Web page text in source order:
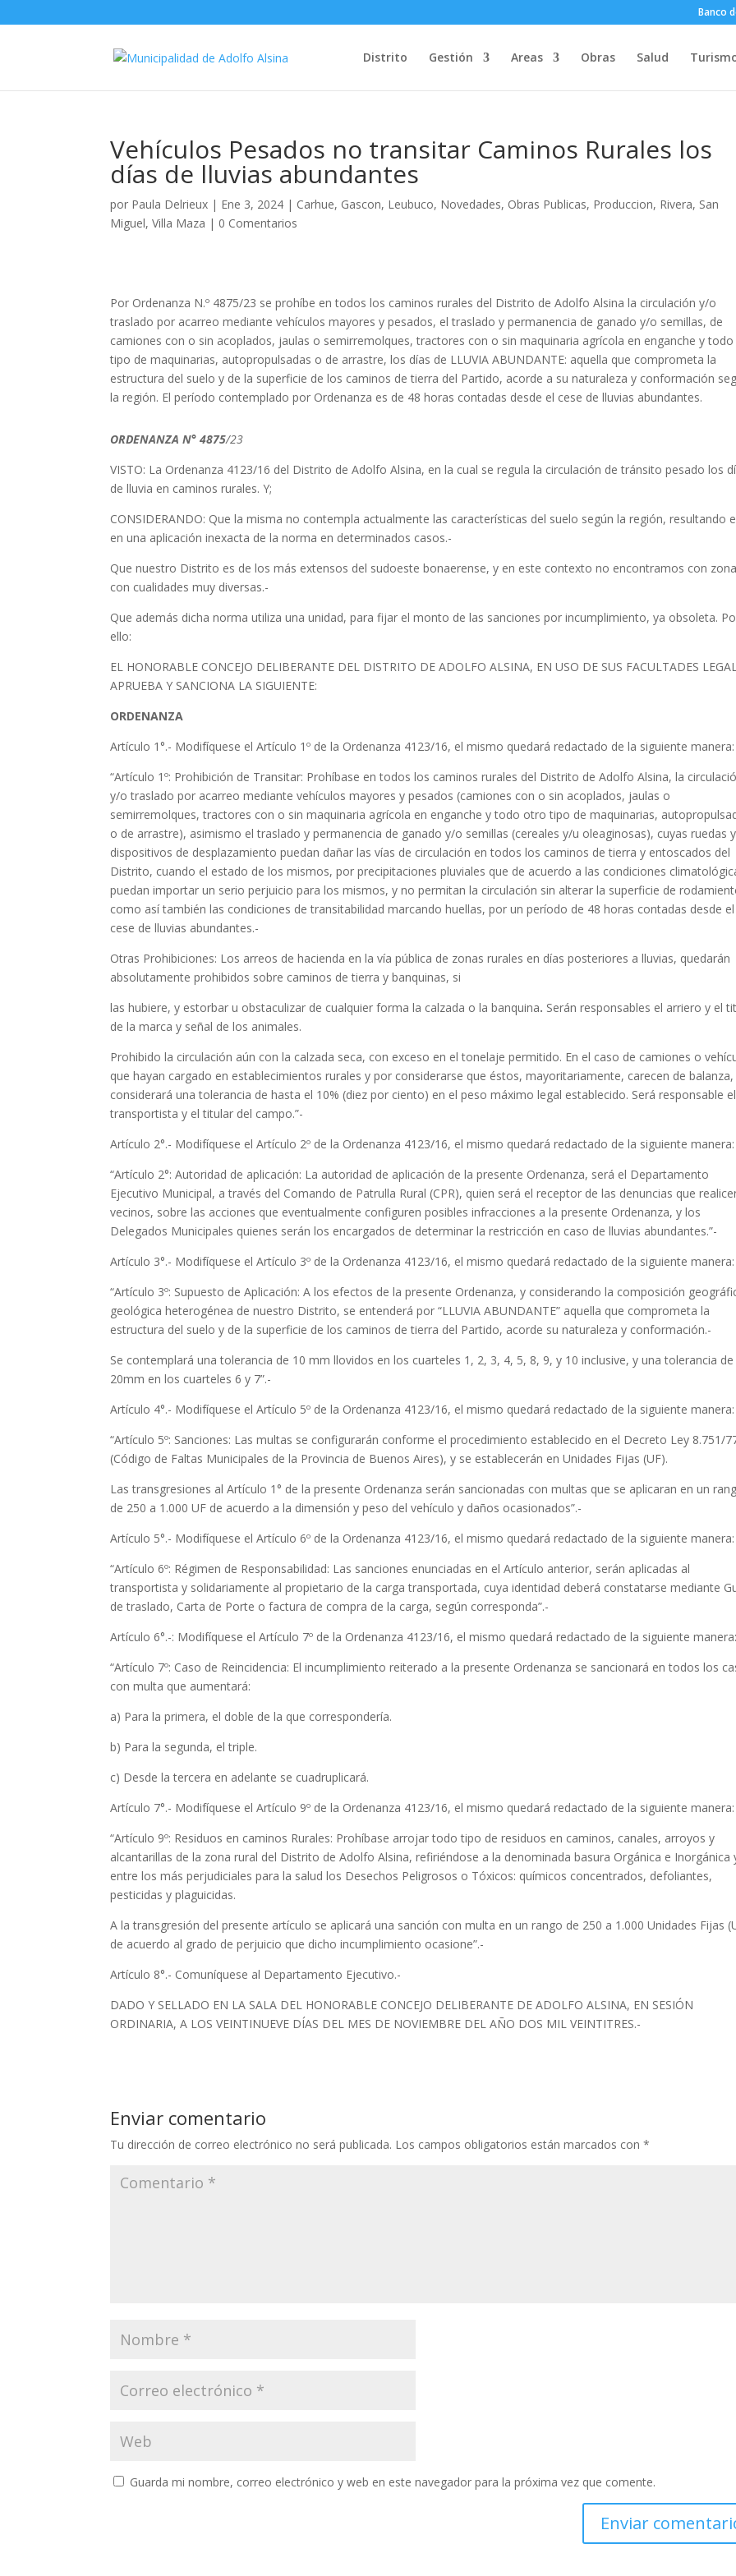
Banco
Distrito Gestión Areas Obras Salud
Vehículos Pesados no transitar Caminos Rurales los
días de lluvias abundantes
por Paula Delrieux | Ene 3, 2024 | Carhue, Gascon, Leubuco, Novedades, Obras Publicas, Produccion, Rivera, San
Miguel,Villa Maza | 0 Comentarios
Por Ordenanza N.º 4875/23 se prohíbe en todos los caminos rurales del Distrito de Adolfo Alsina la circulación y/o
traslado por acarreo mediante vehículos mayores y pesados, el traslado y permanencia de ganado y/o semillas, de
camiones con o sin acoplados, jaulas o semirremolques, tractores con o sin maquinaria agrícola en enganche y
tipo de maquinarias, autopropulsadas o de arrastre, los días de LLUVIA ABUNDANTE: aquella que comprometa la
estructura del suelo y de la superficie de los caminos de tierra del Partido, acorde a su naturaleza y conformación
la región. El período contemplado por Ordenanza es de 48 horas contadas desde el cese de lluvias abundantes.
ORDENANZA N° 4875/23
VISTO: La Ordenanza 4123/16 del Distrito de Adolfo Alsina, en la cual se regula la circulación de tránsito pesado los
de lluvia en caminos rurales. Y;
CONSIDERANDO: Que la misma no contempla actualmente las características del suelo según la región, resultando
en una aplicación inexacta de la norma en determinados casos.-
Que nuestro Distrito es de los más extensos del sudoeste bonaerense, y en este contexto no encontramos con
con cualidades muy diversas.-
Que además dicha norma utiliza una unidad, para fijar el monto de las sanciones por incumplimiento, ya obsoleta.
ello:
EL HONORABLE CONCEJO DELIBERANTE DEL DISTRITO DE ADOLFO ALSINA, EN USO DE SUS FACULTADES
APRUEBA Y SANCIONA LA SIGUIENTE:
ORDENANZA
Artículo 1°.- Modifíquese el Artículo 1º de la Ordenanza 4123/16, el mismo quedará redactado de la siguiente manera:
“Artículo 1º: Prohibición de Transitar: Prohíbase en todos los caminos rurales del Distrito de Adolfo Alsina, la
y/o traslado por acarreo mediante vehículos mayores y pesados (camiones con o sin acoplados, jaulas o
semirremolques, tractores con o sin maquinaria agrícola en enganche y todo otro tipo de maquinarias,
o de arrastre), asimismo el traslado y permanencia de ganado y/o semillas (cereales y/u oleaginosas), cuyas ruedas y
dispositivos de desplazamiento puedan dañar las vías de circulación en todos los caminos de tierra y entoscados del
Distrito, cuando el estado de los mismos, por precipitaciones pluviales que de acuerdo a las condiciones
puedan importar un serio perjuicio para los mismos, y no permitan la circulación sin alterar la superficie de
como así también las condiciones de transitabilidad marcando huellas, por un período de 48 horas contadas desde el
cese de lluvias abundantes.-
Otras Prohibiciones: Los arreos de hacienda en la vía pública de zonas rurales en días posteriores a lluvias, quedarán
absolutamente prohibidos sobre caminos de tierra y banquinas, si
las hubiere, y estorbar u obstaculizar de cualquier forma la calzada o la banquina. Serán responsables el arriero y el
de la marca y señal de los animales.
Prohibido la circulación aún con la calzada seca, con exceso en el tonelaje permitido. En el caso de camiones o
que hayan cargado en establecimientos rurales y por considerarse que éstos, mayoritariamente, carecen de balanza,
considerará una tolerancia de hasta el 10% (diez por ciento) en el peso máximo legal establecido. Será responsable el
transportista y el titular del campo.”-
Artículo 2°.- Modifíquese el Artículo 2º de la Ordenanza 4123/16, el mismo quedará redactado de la siguiente manera:
“Artículo 2°: Autoridad de aplicación: La autoridad de aplicación de la presente Ordenanza, será el Departamento
Ejecutivo Municipal, a través del Comando de Patrulla Rural (CPR), quien será el receptor de las denuncias que
vecinos, sobre las acciones que eventualmente configuren posibles infracciones a la presente Ordenanza, y los
Delegados Municipales quienes serán los encargados de determinar la restricción en caso de lluvias abundantes.”-
Artículo 3°.- Modifíquese el Artículo 3º de la Ordenanza 4123/16, el mismo quedará redactado de la siguiente manera:
“Artículo 3º: Supuesto de Aplicación: A los efectos de la presente Ordenanza, y considerando la composición
geológica heterogénea de nuestro Distrito, se entenderá por “LLUVIA ABUNDANTE” aquella que comprometa la
estructura del suelo y de la superficie de los caminos de tierra del Partido, acorde su naturaleza y conformación.-
Se contemplará una tolerancia de 10 mm llovidos en los cuarteles 1, 2, 3, 4, 5, 8, 9, y 10 inclusive, y una tolerancia de
20mm en los cuarteles 6 y 7”.-
Artículo 4°.- Modifíquese el Artículo 5º de la Ordenanza 4123/16, el mismo quedará redactado de la siguiente manera:
“Artículo 5º: Sanciones: Las multas se configurarán conforme el procedimiento establecido en el Decreto Ley 8.751/
(Código de Faltas Municipales de la Provincia de Buenos Aires), y se establecerán en Unidades Fijas (UF).
Las transgresiones al Artículo 1° de la presente Ordenanza serán sancionadas con multas que se aplicaran en un
de 250 a 1.000 UF de acuerdo a la dimensión y peso del vehículo y daños ocasionados”.-
Artículo 5°.- Modifíquese el Artículo 6º de la Ordenanza 4123/16, el mismo quedará redactado de la siguiente manera:
“Artículo 6º: Régimen de Responsabilidad: Las sanciones enunciadas en el Artículo anterior, serán aplicadas al
transportista y solidariamente al propietario de la carga transportada, cuya identidad deberá constatarse mediante
de traslado, Carta de Porte o factura de compra de la carga, según corresponda”.-
Artículo 6°.-: Modifíquese el Artículo 7º de la Ordenanza 4123/16, el mismo quedará redactado de la siguiente manera:
“Artículo 7º: Caso de Reincidencia: El incumplimiento reiterado a la presente Ordenanza se sancionará en todos los
con multa que aumentará:
a) Para la primera, el doble de la que correspondería.
b) Para la segunda, el triple.
c) Desde la tercera en adelante se cuadruplicará.
Artículo 7°.- Modifíquese el Artículo 9º de la Ordenanza 4123/16, el mismo quedará redactado de la siguiente manera:
“Artículo 9º: Residuos en caminos Rurales: Prohíbase arrojar todo tipo de residuos en caminos, canales, arroyos y
alcantarillas de la zona rural del Distrito de Adolfo Alsina, refiriéndose a la denominada basura Orgánica e Inorgánica
entre los más perjudiciales para la salud los Desechos Peligrosos o Tóxicos: químicos concentrados, defoliantes,
pesticidas y plaguicidas.
A la transgresión del presente artículo se aplicará una sanción con multa en un rango de 250 a 1.000 Unidades Fijas
de acuerdo al grado de perjuicio que dicho incumplimiento ocasione”.-
Artículo 8°.- Comuníquese al Departamento Ejecutivo.-
DADO Y SELLADO EN LA SALA DEL HONORABLE CONCEJO DELIBERANTE DE ADOLFO ALSINA, EN SESIÓN
ORDINARIA, A LOS VEINTINUEVE DÍAS DEL MES DE NOVIEMBRE DEL AÑO DOS MIL VEINTITRES.-
Enviar comentario
Tu dirección de correo electrónico no será publicada. Los campos obligatorios están marcados con*
Guarda mi nombre, correo electrónico y web en este navegador para la próxima vez que comente.